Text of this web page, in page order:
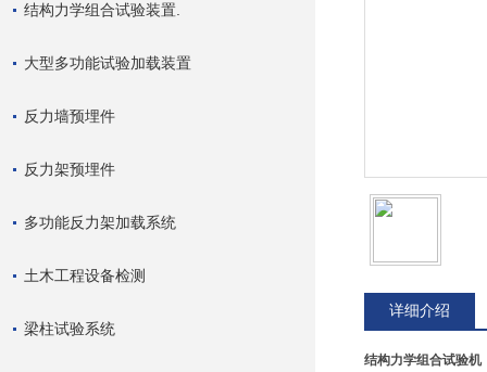
结构力学组合试验装置.
大型多功能试验加载装置
反力墙预埋件
反力架预埋件
多功能反力架加载系统
土木工程设备检测
梁柱试验系统
详细介绍
结构力学组合试验机